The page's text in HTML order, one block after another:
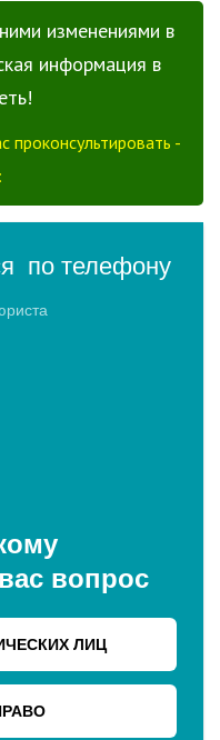
изменениями в
информация в
-